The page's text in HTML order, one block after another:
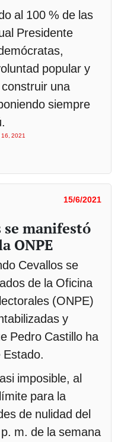
al 100 % de las
Presidente
popular y
una
siempre
16, 2021
15/6/2021
se manifestó
ONPE
Cevallos se
de la Oficina
(ONPE)
y
Pedro Castillo ha
Estado.
imposible, al
para la
de nulidad del
m. de la semana